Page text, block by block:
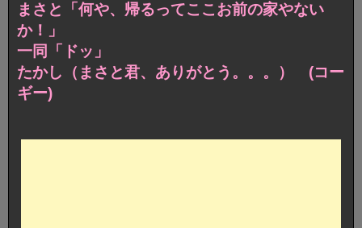
まさと「何や、帰るってここお前の家やない
か！」
一同「ドッ」
たかし（まさと君、ありがとう。。。） (コー
ギー)